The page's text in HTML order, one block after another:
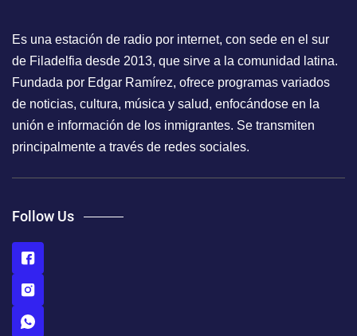
Es una estación de radio por internet, con sede en el sur
de Filadelfia desde 2013, que sirve a la comunidad latina.
Fundada por Edgar Ramírez, ofrece programas variados
de noticias, cultura, música y salud, enfocándose en la
unión e información de los inmigrantes. Se transmiten
principalmente a través de redes sociales.
Follow Us